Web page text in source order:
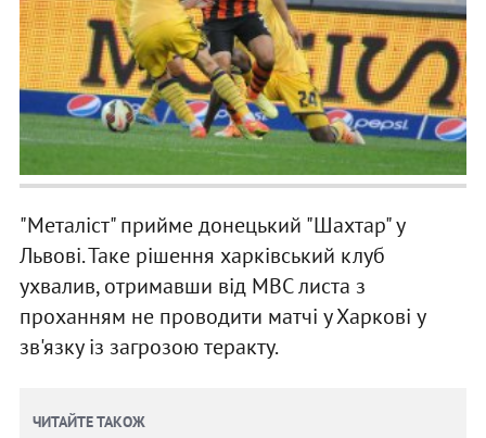
"Металіст" прийме донецький "Шахтар" у
Львові. Таке рішення харківський клуб
ухвалив, отримавши від МВС листа з
проханням не проводити матчі у Харкові у
зв'язку із загрозою теракту.
ЧИТАЙТЕ ТАКОЖ